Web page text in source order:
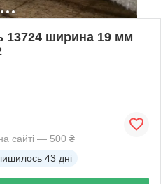
13724 ширина 19 мм
сайті — 500 ₴
43 дні